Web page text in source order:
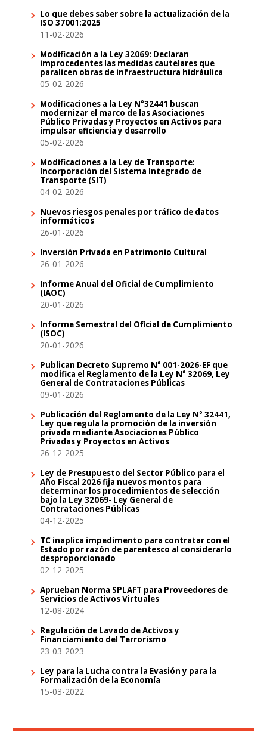
Lo que debes saber sobre la actualización de la
ISO 37001:2025
11-02-2026
Modificación a la Ley 32069: Declaran
improcedentes las medidas cautelares que
paralicen obras de infraestructura hidráulica
05-02-2026
Modificaciones a la Ley N°32441 buscan
modernizar el marco de las Asociaciones
Público Privadas y Proyectos en Activos para
impulsar eficiencia y desarrollo
05-02-2026
Modificaciones a la Ley de Transporte:
Incorporación del Sistema Integrado de
Transporte (SIT)
04-02-2026
Nuevos riesgos penales por tráfico de datos
informáticos
26-01-2026
Inversión Privada en Patrimonio Cultural
26-01-2026
Informe Anual del Oficial de Cumplimiento
(IAOC)
20-01-2026
Informe Semestral del Oficial de Cumplimiento
(ISOC)
20-01-2026
Publican Decreto Supremo N° 001-2026-EF que
modifica el Reglamento de la Ley N° 32069, Ley
General de Contrataciones Públicas
09-01-2026
Publicación del Reglamento de la Ley N° 32441,
Ley que regula la promoción de la inversión
privada mediante Asociaciones Público
Privadas y Proyectos en Activos
26-12-2025
Ley de Presupuesto del Sector Público para el
Año Fiscal 2026 fija nuevos montos para
determinar los procedimientos de selección
bajo la Ley 32069- Ley General de
Contrataciones Públicas
04-12-2025
TC inaplica impedimento para contratar con el
Estado por razón de parentesco al considerarlo
desproporcionado
02-12-2025
Aprueban Norma SPLAFT para Proveedores de
Servicios de Activos Virtuales
12-08-2024
Regulación de Lavado de Activos y
Financiamiento del Terrorismo
23-03-2023
Ley para la Lucha contra la Evasión y para la
Formalización de la Economía
15-03-2022